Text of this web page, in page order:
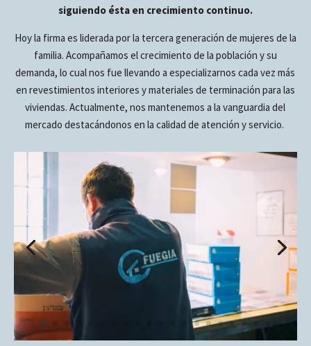
siguiendo ésta en crecimiento continuo.
Hoy la firma es liderada por la tercera generación de mujeres de la
familia. Acompañamos el crecimiento de la población y su
demanda, lo cual nos fue llevando a especializarnos cada vez más
en revestimientos interiores y materiales de terminación para las
viviendas. Actualmente, nos mantenemos a la vanguardia del
mercado destacándonos en la calidad de atención y servicio.